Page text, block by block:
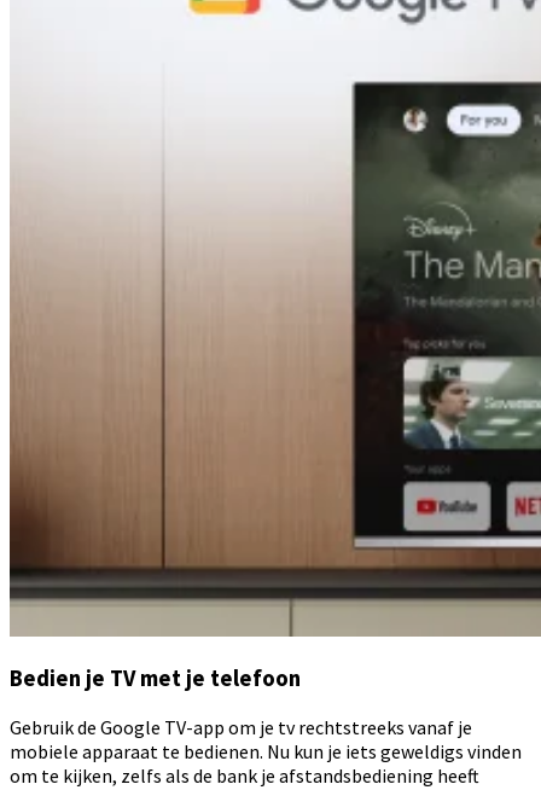
Bedien je TV met je telefoon
Gebruik de Google TV-app om je tv rechtstreeks vanaf je
mobiele apparaat te bedienen. Nu kun je iets geweldigs vinden
om te kijken, zelfs als de bank je afstandsbediening heeft